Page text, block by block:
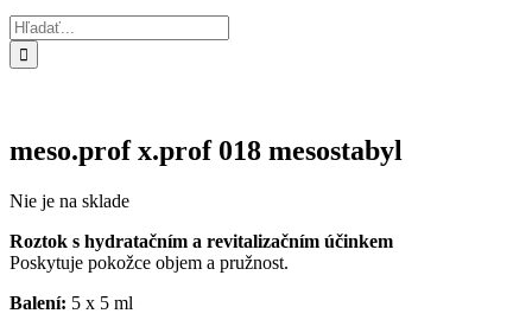
Hľadať:
meso.prof x.prof 018 mesostabyl
Nie je na sklade
Roztok s hydratačním a revitalizačním účinkem
Poskytuje pokožce objem a pružnost.
Balení: 5 x 5 ml